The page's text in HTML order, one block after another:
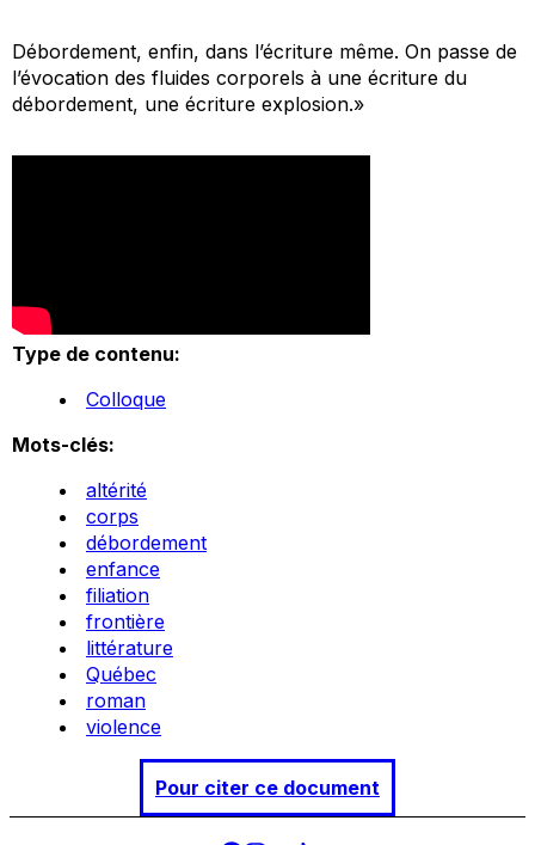
Débordement, enfin, dans l’écriture même. On passe de
l’évocation des fluides corporels à une écriture du
débordement, une écriture explosion.»
Type de contenu:
Colloque
Mots-clés:
altérité
corps
débordement
enfance
filiation
frontière
littérature
Québec
roman
violence
Pour citer ce document